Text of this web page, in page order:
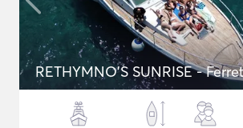
RETHYMNO'S SUNRISE -